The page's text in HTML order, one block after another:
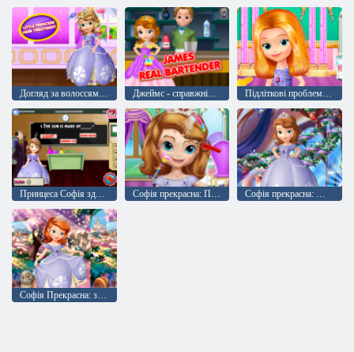
Джеймс - справжній бармен null
Принцеса Софія здає іспит Софія прекрасна: Поради краси для принцеси Софія прекрасна: Матч желе